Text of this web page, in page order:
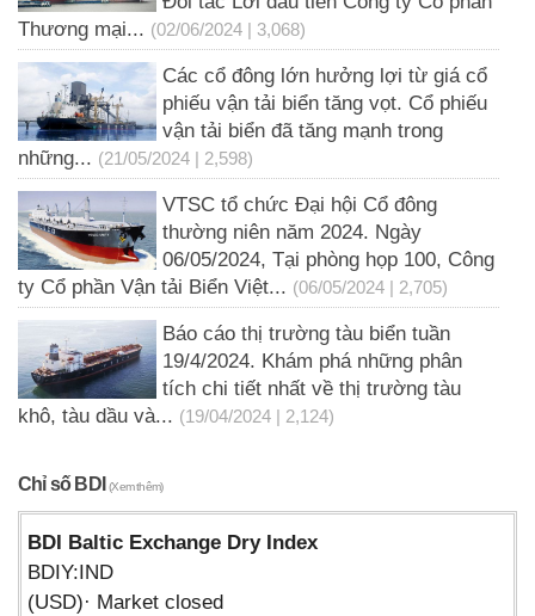
Thương mại... (02/06/2024 | 3,068)
Các cổ đông lớn hưởng lợi từ giá cổ
phiếu vận tải biển tăng vọt. Cổ phiếu
vận tải biển đã tăng mạnh trong
những... (21/05/2024 | 2,598)
VTSC tổ chức Đại hội Cổ đông
thường niên năm 2024. Ngày
06/05/2024, Tại phòng họp 100, Công
ty Cổ phần Vận tải Biển Việt... (06/05/2024 | 2,705)
Báo cáo thị trường tàu biển tuần
19/4/2024. Khám phá những phân
tích chi tiết nhất về thị trường tàu
khô, tàu dầu và... (19/04/2024 | 2,124)
Chỉ số BDI(Xem thêm)
BDI Baltic Exchange Dry Index
BDIY:IND
(USD)· Market closed